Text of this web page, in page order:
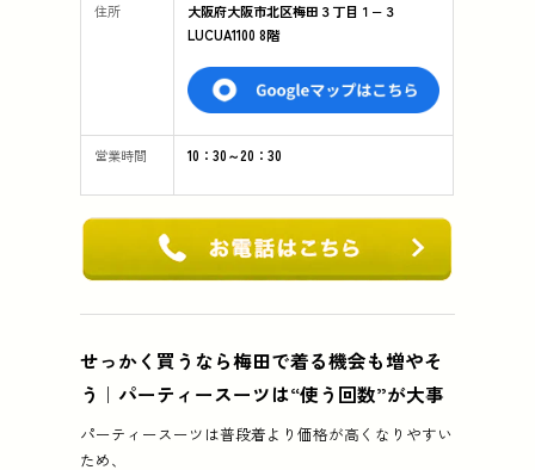
住所
大阪府大阪市北区梅田３丁目１−３
LUCUA1100 8階
営業時間 10：30～20：30
せっかく買うなら梅田で着る機会も増やそ
う｜パーティースーツは“使う回数”が大事
パーティースーツは普段着より価格が高くなりやすい
ため、